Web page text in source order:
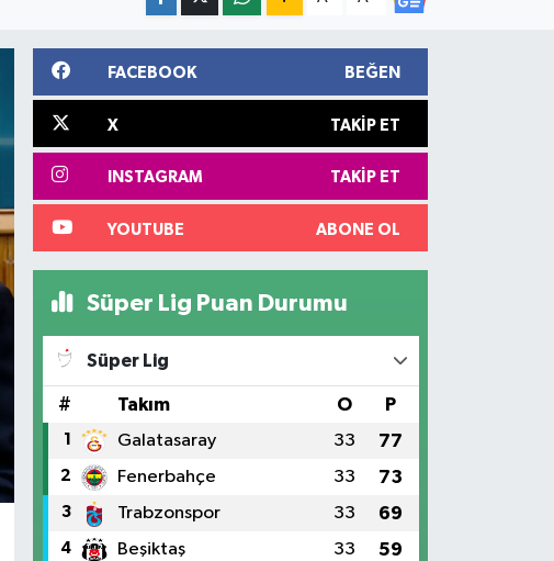
FACEBOOK BEĞEN
X TAKIP ET
INSTAGRAM TAKIP ET
YOUTUBE ABONE OL
Süper Lig Puan Durumu
Süper Lig
# Takım O P
1 Galatasaray 33 77
2 Fenerbahçe 33 73
3 Trabzonspor 33 69
4 Beşiktaş 33 59